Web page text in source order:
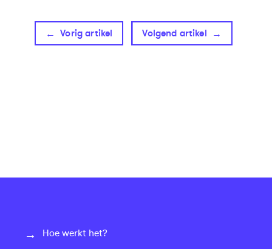
Vorig artikel Volgend artikel
Hoe werkt het?